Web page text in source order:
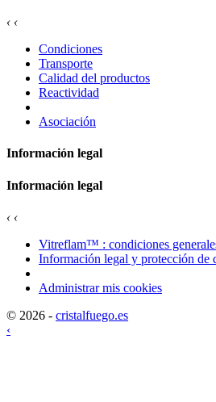
‹ ‹
Condiciones
Transporte
Calidad del productos
Reactividad
Asociación
Información legal
Información legal
‹ ‹
Vitreflam™ : condiciones
Información legal y protección de
Administrar mis cookies
© 2026 - cristalfuego.es
‹